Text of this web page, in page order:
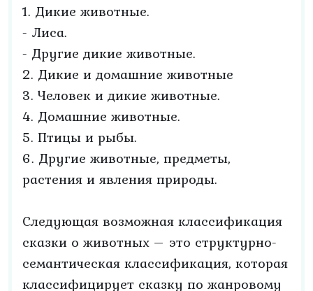
1. Дикие животные.
- Лиса.
- Другие дикие животные.
2. Дикие и домашние животные
3. Человек и дикие животные.
4. Домашние животные.
5. Птицы и рыбы.
6. Другие животные, предметы,
растения и явления природы.
Следующая возможная классификация
сказки о животных – это структурно-
семантическая классификация, которая
классифицирует сказку по жанровому